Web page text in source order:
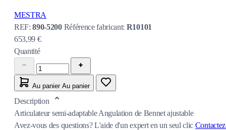
MESTRA
REF:890-5200 Référence fabricant: R10101
653,99 €
Quantité
Au panier Au panier
Description
Articulateur semi-adaptable Angulation de Bennet ajustable
Avez-vous des questions?L'aide d'un expert en un seul clic